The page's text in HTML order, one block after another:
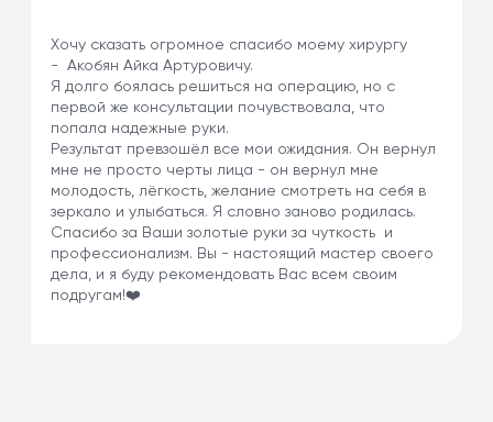
Хочу сказать огромное спасибо моему хирургу
- Акобян Айка Артуровичу.
Я долго боялась решиться на операцию, но с
первой же консультации почувствовала, что
попала надежные руки.
Результат превзошёл все мои ожидания. Он вернул
мне не просто черты лица - он вернул мне
молодость, лёгкость, желание смотреть на себя в
зеркало и улыбаться. Я словно заново родилась.
Спасибо за Ваши золотые руки за чуткость и
профессионализм. Вы - настоящий мастер своего
дела, и я буду рекомендовать Вас всем своим
подругам!❤️